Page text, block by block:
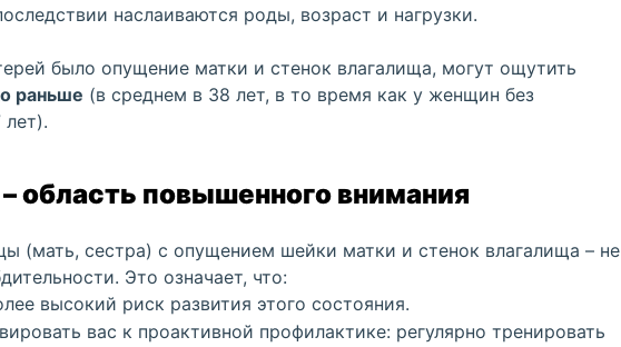
наслаиваются роды, возраст и нагрузки.
было опущение матки и стенок влагалища, могут ощутить
раньше (в среднем в 38 лет, в то время как у женщин без
лет).
область повышенного внимания
(мать, сестра) с опущением шейки матки и стенок влагалища – не
Это означает, что:
высокий риск развития этого состояния.
вас к проактивной профилактике: регулярно тренировать